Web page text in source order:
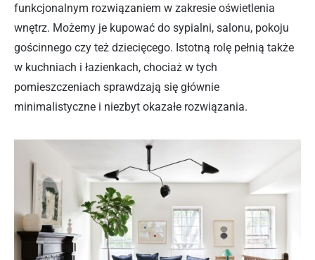
funkcjonalnym rozwiązaniem w zakresie oświetlenia
wnętrz. Możemy je kupować do sypialni, salonu, pokoju
gościnnego czy też dziecięcego. Istotną rolę pełnią także
w kuchniach i łazienkach, chociaż w tych
pomieszczeniach sprawdzają się głównie
minimalistyczne i niezbyt okazałe rozwiązania.